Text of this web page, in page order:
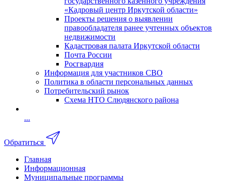
«Кадровый центр Иркутской области»
Проекты решения о выявлении
правообладателя ранее учтенных объектов
недвижимости
Кадастровая палата Иркутской области
Почта России
Росгвардия
Информация для участников СВО
Политика в области персональных данных
Потребительский рынок
Схема НТО Слюдянского района
...
Обратиться
Главная
Информационная
Муниципальные программы